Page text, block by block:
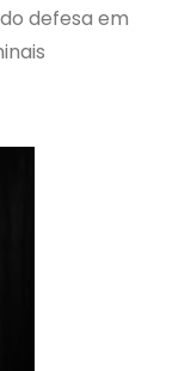
defesa em